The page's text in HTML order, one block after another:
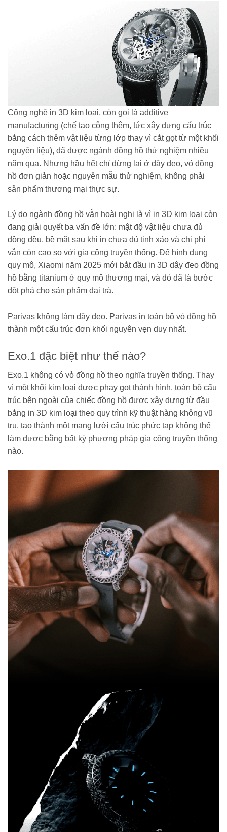
Công nghệ in 3D kim loại, còn gọi là additive
manufacturing (chế tạo cộng thêm, tức xây dựng cấu trúc
bằng cách thêm vật liệu từng lớp thay vì cắt gọt từ một khối
nguyên liệu), đã được ngành đồng hồ thử nghiệm nhiều
năm qua. Nhưng hầu hết chỉ dừng lại ở dây đeo, vỏ đồng
hồ đơn giản hoặc nguyên mẫu thử nghiệm, không phải
sản phẩm thương mại thực sự.
Lý do ngành đồng hồ vẫn hoài nghi là vì in 3D kim loại còn
đang giải quyết ba vấn đề lớn: mật độ vật liệu chưa đủ
đồng đều, bề mặt sau khi in chưa đủ tinh xảo và chi phí
vẫn còn cao so với gia công truyền thống. Để hình dung
quy mô, Xiaomi năm 2025 mới bắt đầu in 3D dây đeo đồng
hồ bằng titanium ở quy mô thương mại, và đó đã là bước
đột phá cho sản phẩm đại trà.
Parivas không làm dây đeo. Parivas in toàn bộ vỏ đồng hồ
thành một cấu trúc đơn khối nguyên vẹn duy nhất.
Exo.1 đặc biệt như thế nào?
Exo.1 không có vỏ đồng hồ theo nghĩa truyền thống. Thay
vì một khối kim loại được phay gọt thành hình, toàn bộ cấu
trúc bên ngoài của chiếc đồng hồ được xây dựng từ đầu
bằng in 3D kim loại theo quy trình kỹ thuật hàng không vũ
trụ, tạo thành một mạng lưới cấu trúc phức tạp không thể
làm được bằng bất kỳ phương pháp gia công truyền thống
nào.